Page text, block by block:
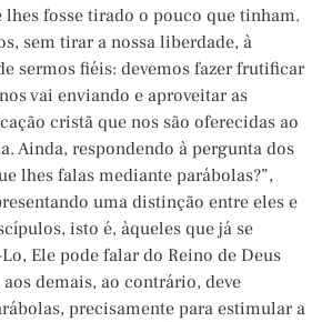
lhes fosse tirado o pouco que tinham.
sem tirar a nossa liberdade, à
sermos fiéis: devemos fazer frutificar
vai enviando e aproveitar as
cristã que nos são oferecidas ao
Ainda, respondendo à pergunta dos
lhes falas mediante parábolas?”,
uma distinção entre eles e
isto é, àqueles que já se
Ele pode falar do Reino de Deus
demais, ao contrário, deve
precisamente para estimular a